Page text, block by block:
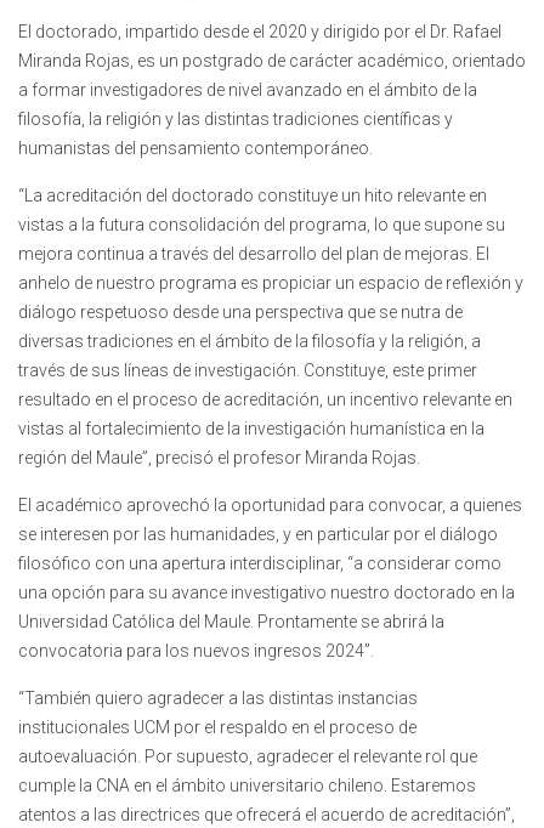
El doctorado, impartido desde el 2020 y dirigido por el Dr. Rafael
Miranda Rojas, es un postgrado de carácter académico, orientado
a formar investigadores de nivel avanzado en el ámbito de la
filosofía, la religión y las distintas tradiciones científicas y
humanistas del pensamiento contemporáneo.
“La acreditación del doctorado constituye un hito relevante en
vistas a la futura consolidación del programa, lo que supone su
mejora continua a través del desarrollo del plan de mejoras. El
anhelo de nuestro programa es propiciar un espacio de reflexión y
diálogo respetuoso desde una perspectiva que se nutra de
diversas tradiciones en el ámbito de la filosofía y la religión, a
través de sus líneas de investigación. Constituye, este primer
resultado en el proceso de acreditación, un incentivo relevante en
vistas al fortalecimiento de la investigación humanística en la
región del Maule”, precisó el profesor Miranda Rojas.
El académico aprovechó la oportunidad para convocar, a quienes
se interesen por las humanidades, y en particular por el diálogo
filosófico con una apertura interdisciplinar, “a considerar como
una opción para su avance investigativo nuestro doctorado en la
Universidad Católica del Maule. Prontamente se abrirá la
convocatoria para los nuevos ingresos 2024”.
“También quiero agradecer a las distintas instancias
institucionales UCM por el respaldo en el proceso de
autoevaluación. Por supuesto, agradecer el relevante rol que
cumple la CNA en el ámbito universitario chileno. Estaremos
atentos a las directrices que ofrecerá el acuerdo de acreditación”,